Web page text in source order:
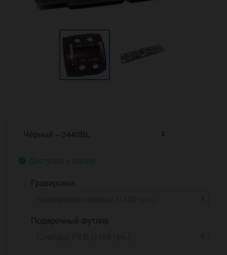
Доступно к заказу
Гравировка
Подарочный футляр